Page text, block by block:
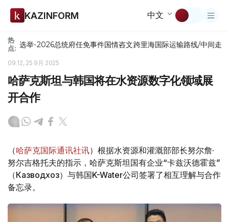
KAZINFORM 中文
热
点: 选举-2026总统府任免事件国情咨文跨里海国际运输路线/中间走廊
09:12, 25 9月 2025
哈萨克斯坦与韩国将在水资源数字化领域展
开合作
（哈萨克国际通讯社讯）根据水资源和灌溉部部长努尔詹·
努尔吉格托夫的指示，哈萨克斯坦国有企业“卡兹沃德霍兹”
（Казводхоз）与韩国K-Water公司签署了相互理解与合作
备忘录。